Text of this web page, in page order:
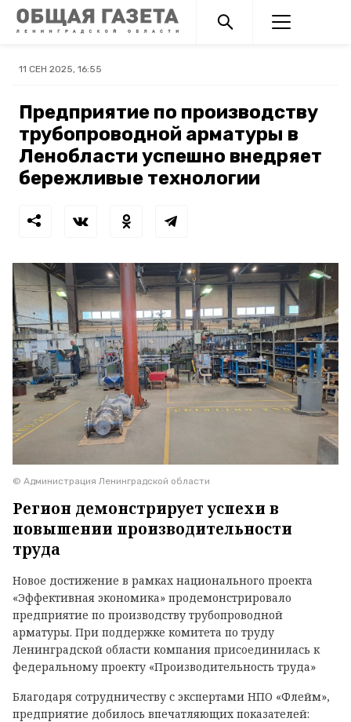
11 СЕН 2025, 16:55
Предприятие по производству
трубопроводной арматуры в
Ленобласти успешно внедряет
бережливые технологии
© Администрация Ленинградской области
Регион демонстрирует успехи в
повышении производительности
труда
Новое достижение в рамках национального проекта
«Эффективная экономика» продемонстрировало
предприятие по производству трубопроводной
арматуры. При поддержке комитета по труду
Ленинградской области компания присоединилась к
федеральному проекту «Производительность труда»
Благодаря сотрудничеству с экспертами НПО «Флейм»,
предприятие добилось впечатляющих показателей: